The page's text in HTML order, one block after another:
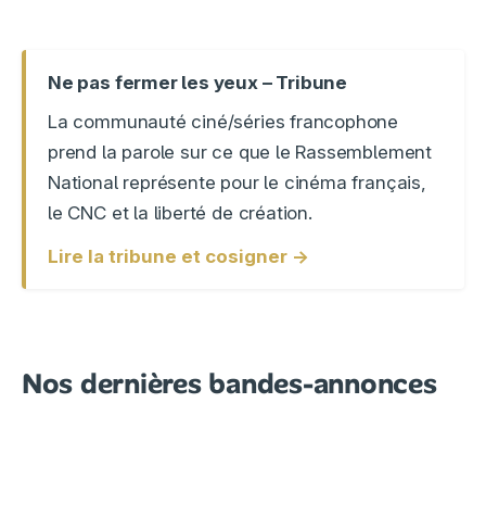
Ne pas fermer les yeux – Tribune
La communauté ciné/séries francophone
prend la parole sur ce que le Rassemblement
National représente pour le cinéma français,
le CNC et la liberté de création.
Lire la tribune et cosigner →
Nos dernières bandes-annonces